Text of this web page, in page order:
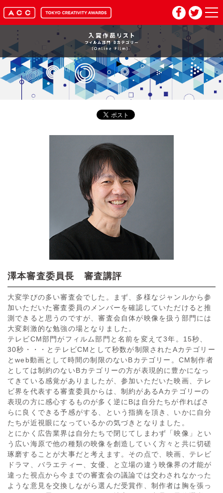
HOME
マイページ
2026年審査委員紹介
推奨環境
閉じる
澤本審査委員長 審査講評
大変学びの多い審査会でした。まず、多様なジャンルから参
加いただいた審査委員のメンバーを確認していただけると推
測できると思うのですが、審査会自体が映像を扱う部門には
大変刺激的な勉強の場となりました。
テレビCM部門がフィルム部門と名前を変えて3年。15秒、
30秒・・・とテレビCMとして秒数が制限されたAカテゴリー
とweb動画として時間の制限のないBカテゴリー。CM制作者
としては制約のないBカテゴリーの方が表現的に豊かになっ
てきている感覚がありましたが、参加いただいた映画、テレ
ビ界を代表する審査委員からは、制約があるAカテゴリーの
表現の方に感心するものが多く逆にBは自分たちが作ればさ
らに良くできる予感がする、という指摘を頂き、いかに自分
たちが近視眼になっているかの気づきとなりました。
とにかく広告業界は自分たちで閉じてしまわず「映像」とい
う広い海原で他の種類の映像を創造していく方々と共に切磋
琢磨することが大事だと考えます。その点で、映画、テレビ
ドラマ、バラエティー、女優、と立場の違う映像界の才能が
違った視点から今までの審査会の議論では交わされなかった
ような意見を交換しながら選んだ受賞作、制作者は胸を張っ